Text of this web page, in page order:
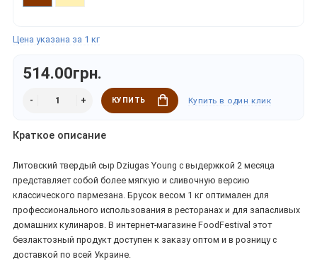
Цена указана за 1 кг
514.00грн.
КУПИТЬ Купить в один клик
Краткое описание
Литовский твердый сыр Dziugas Young с выдержкой 2 месяца
представляет собой более мягкую и сливочную версию
классического пармезана. Брусок весом 1 кг оптимален для
профессионального использования в ресторанах и для запасливых
домашних кулинаров. В интернет-магазине FoodFestival этот
безлактозный продукт доступен к заказу оптом и в розницу с
доставкой по всей Украине.